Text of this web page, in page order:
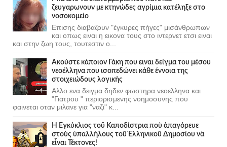
ζευγαρωνουν με κτηνώδες αγρίμια κατέληξε στο
νοσοκομείο
Επισης διαβαζουν "έγκυρες πήγες" μισάνθρωπων
και οπως ειναι η εικονα τους στο ιντερνετ ετσι ειναι
και στην ζωη τους, τουτεστιν ο...
Ακούστε κάποιον Γάκη που ειναι δείγμα του μέσου
νεοέλληνα που ισοπεδώνει κάθε έννοια της
στοιχειώδους λογικής
Αλλο ενα δειγμα δηδεν φωστηρα νεοελληνα και
"Γιατρου " περιορισμενης νοημοσυνης που
φαινεται οταν μιλανε για "ναζι" κ...
Ἡ Ἐγκύκλιος τοῦ Καποδίστρια ποὺ ἀπαγόρευε
στοὺς ὑπαλλήλους τοῦ Ἑλληνικοῦ Δημοσίου νὰ
εἶναι Τέκτονες!